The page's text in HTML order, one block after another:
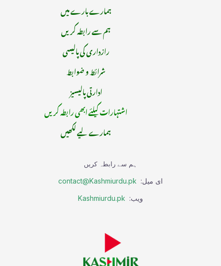
ہمارے بارے میں
ہم سے رابطہ کریں
رازداری کی پالیسی
شرائط و ضوابط
ادارتی پالیسیز
اشتہارات کیلئے ابھی رابطہ کریں
ہمارے لیے لکھیں
ہم سے رابطہ کریں
ای میل: contact@Kashmiurdu.pk
ویب: Kashmiurdu.pk